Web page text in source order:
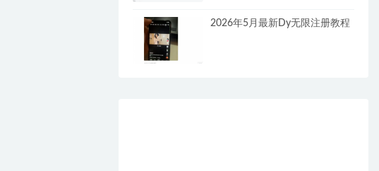
2026年5月最新Dy无限注册教程